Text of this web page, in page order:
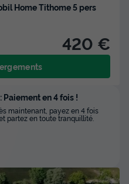
Home Tithome 5 pers
420 €
Paiement en 4 fois !
maintenant, payez en 4 fois
partez en toute tranquillité.